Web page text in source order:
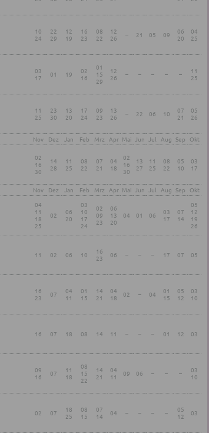
10
24
22
29
12
19
16
23
08
22
12
26
– 21 05 09
06
20
04
25
03
17
01 19
02
16
01
15
29
12
26
– – – – –
11
25
11
25
23
30
13
20
17
24
09
23
13
26
– 22 06 10
07
21
05
26
Nov Dez Jan Feb Mrz Apr Mai Jun Jul Aug Sep Okt
02
16
30
14
28
11
25
08
22
07
21
04
18
02
16
30
13
27
11
25
08
22
05
10
03
17
Nov Dez Jan Feb Mrz Apr Mai Jun Jul Aug Sep Okt
04
11
18
25
02
06
20
03
10
17
24
02
09
23
06
13
20
04 01 06
03
17
07
14
05
12
19
26
11 02 06 10
16
23
06 – – – 17 07 05
16
23
07
04
11
01
15
14
21
04
18
02 – 04
01
15
05
12
03
10
16 07 18 08 14 11 – – – 01 12 03
09
16
07
11
18
08
15
22
14
21
04
11
09 06 – – –
03
10
02 07
18
25
08
15
07
14
04 – – – –
05
12
03